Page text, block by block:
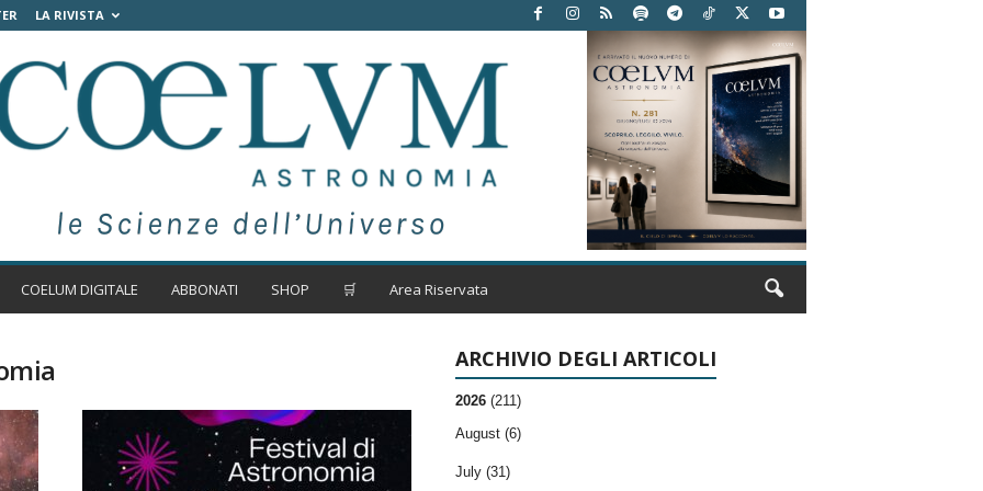
LA RIVISTA
COELUM DIGITALE ABBONATI SHOP 🛒 Area Riservata
ARCHIVIO DEGLI ARTICOLI
2026 (211)
August (6)
July (31)